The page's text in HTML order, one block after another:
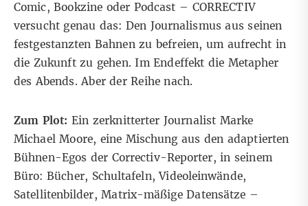
Comic, Bookzine oder Podcast – CORRECTIV
versucht genau das: Den Journalismus aus seinen
festgestanzten Bahnen zu befreien, um aufrecht in
die Zukunft zu gehen. Im Endeffekt die Metapher
des Abends. Aber der Reihe nach.
Zum Plot: Ein zerknitterter Journalist Marke
Michael Moore, eine Mischung aus den adaptierten
Bühnen-Egos der Correctiv-Reporter, in seinem
Büro: Bücher, Schultafeln, Videoleinwände,
Satellitenbilder, Matrix-mäßige Datensätze –